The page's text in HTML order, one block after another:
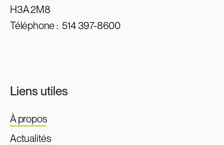
H3A 2M8
Téléphone :514 397-8600
Liens utiles
À propos
Actualités